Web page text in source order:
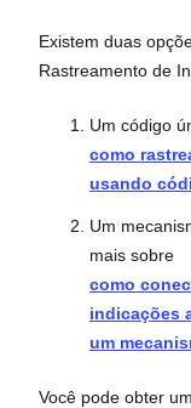
Existem duas
Rastreamento de
Um código
como
usando
Um
mais sobre
como
indicações
um
Você pode obter